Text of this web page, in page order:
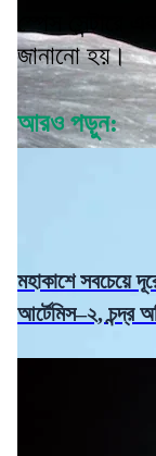
স্পেস সেন্টারে
জানানো হয়।
আরও পড়ুন:
মহাকাশে সবচেয়ে